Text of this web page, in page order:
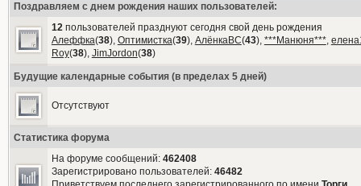
Поздравляем с днем рождения наших пользователей:
12пользователей празднуют сегодня свой день рождения
Алеффка(38), Оптимистка(39), АлёнкаВС(43), ***Манюня***,
Roy(38), JimJordon(38)
Будущие календарные события (в пределах 5 дней)
Отсутствуют
Статистика форума
На форуме сообщений: 462408
Зарегистрировано пользователей: 46482